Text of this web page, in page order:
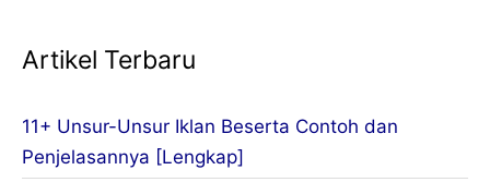
Artikel Terbaru
11+ Unsur-Unsur Iklan Beserta Contoh dan
Penjelasannya [Lengkap]